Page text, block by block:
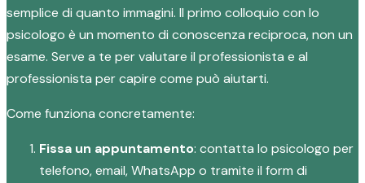
semplice di quanto immagini. Il primo colloquio con lo
psicologo è un momento di conoscenza reciproca, non un
esame. Serve a te per valutare il professionista e al
professionista per capire come può aiutarti.
Come funziona concretamente:
Fissa un appuntamento: contatta lo psicologo per
telefono, email, WhatsApp o tramite il form di